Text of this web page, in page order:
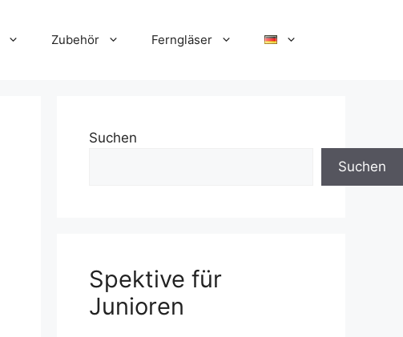
Zubehör Ferngläser
Suchen
Suchen
Spektive für
Junioren